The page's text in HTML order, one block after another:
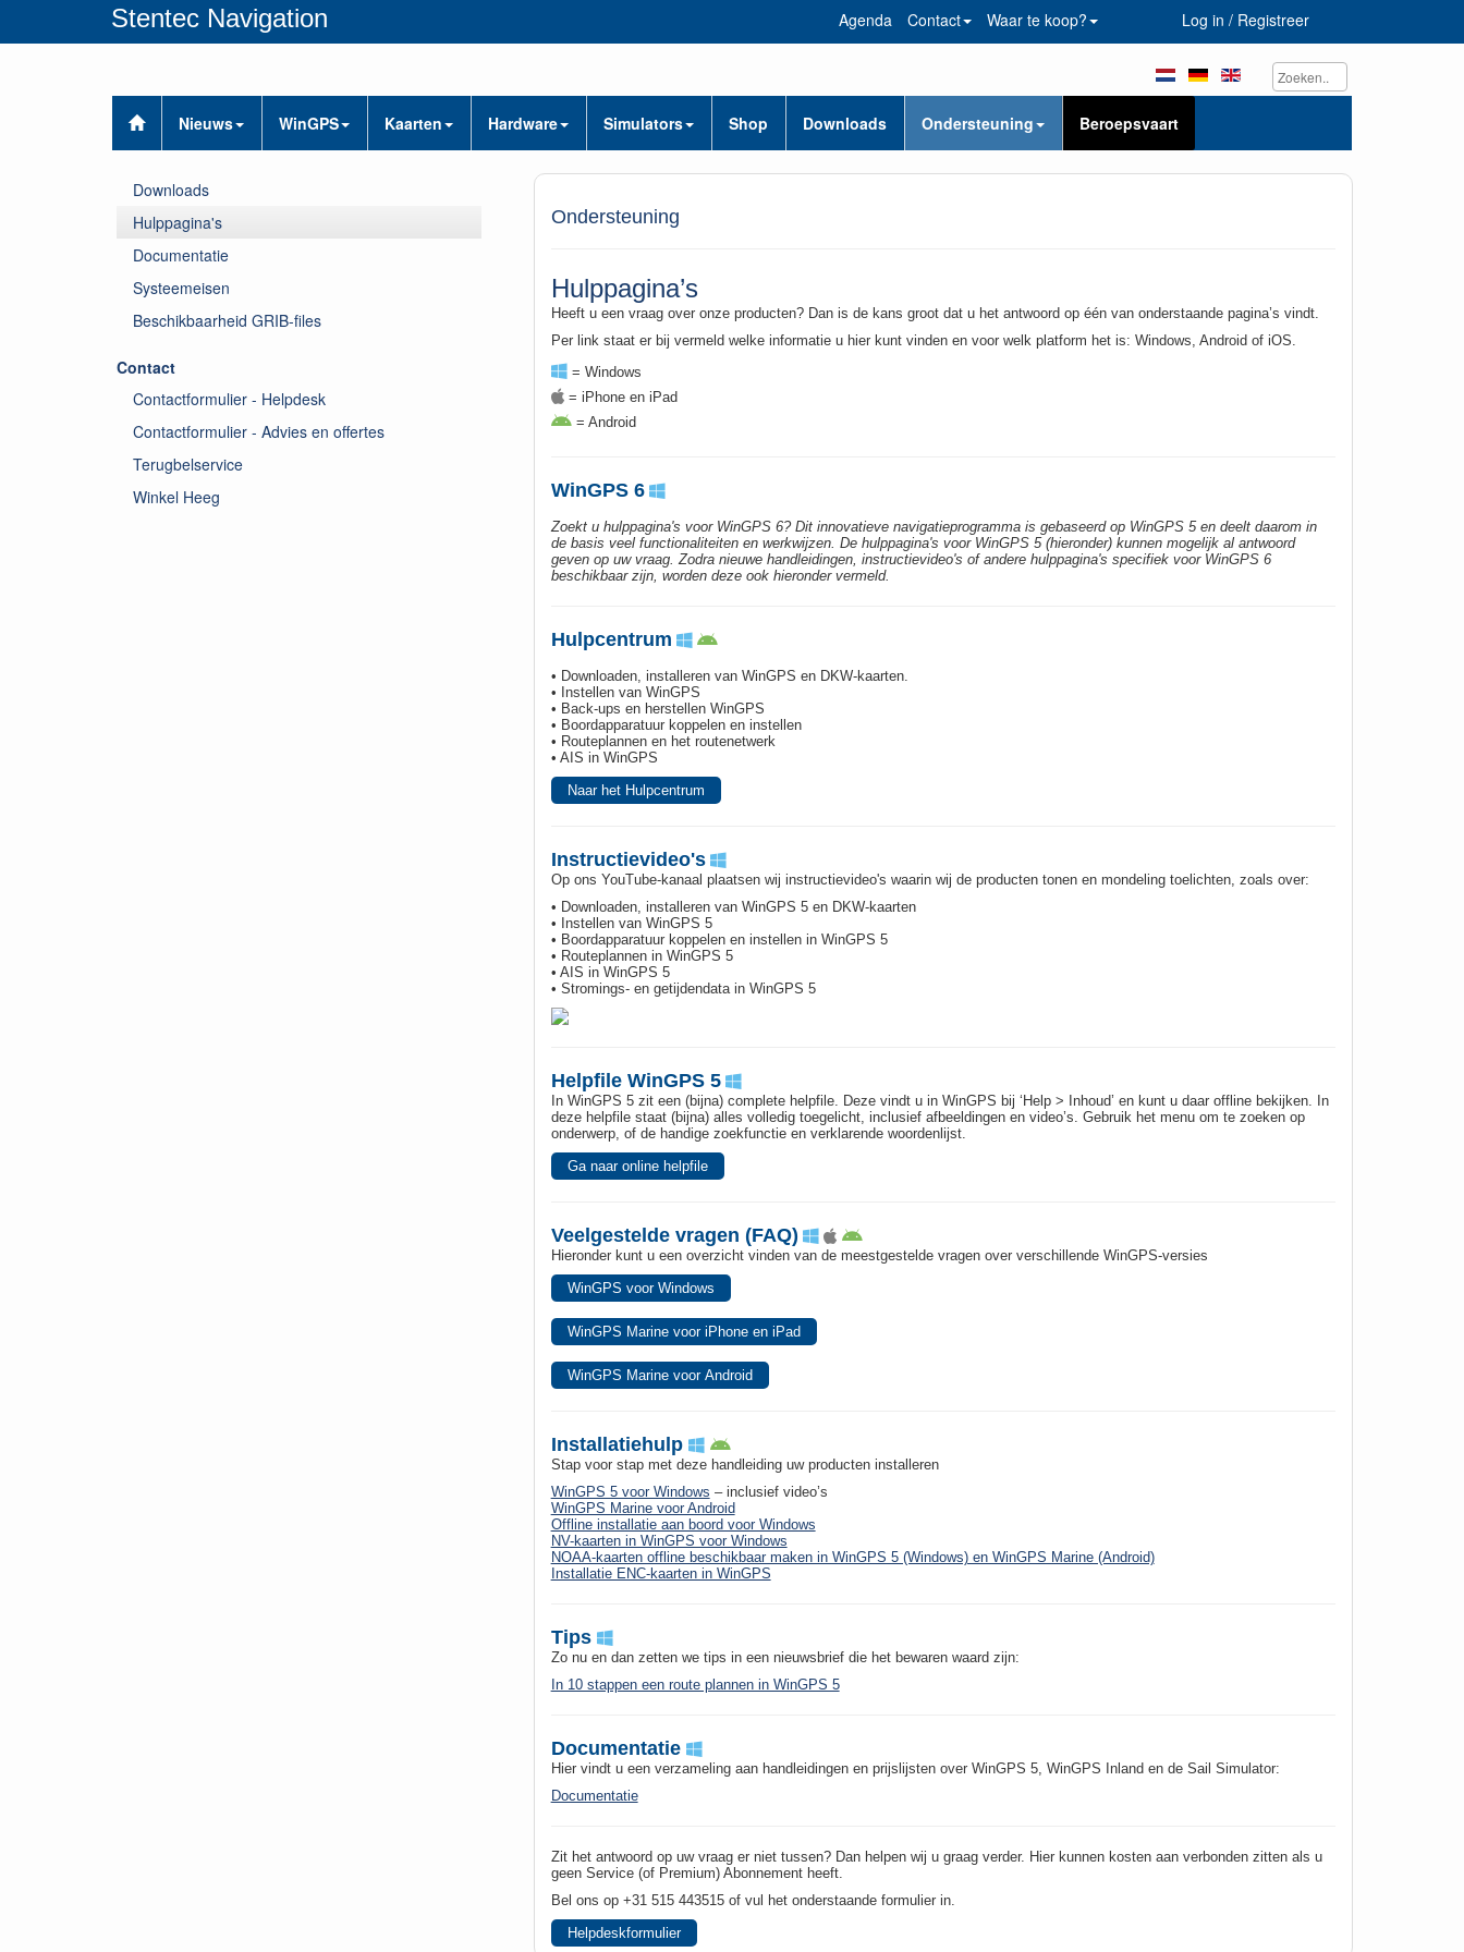
Stentec Navigation Log in / Registreer
Waar te koop?
Contact
Agenda
Nieuws WinGPS Kaarten Hardware Simulators Shop Downloads Ondersteuning Beroepsvaart
Ondersteuning
Hulppagina’s
Heeft u een vraag over onze producten? Dan is de kans groot dat u het antwoord op één van onderstaande pagina’s vindt.
Per link staat er bij vermeld welke informatie u hier kunt vinden en voor welk platform het is: Windows, Android of iOS.
= Windows
= iPhone en iPad
= Android
WinGPS 6
Zoekt u hulppagina's voor WinGPS 6? Dit innovatieve navigatieprogramma is gebaseerd op WinGPS 5 en deelt daarom in
de basis veel functionaliteiten en werkwijzen. De hulppagina's voor WinGPS 5 (hieronder) kunnen mogelijk al antwoord
geven op uw vraag. Zodra nieuwe handleidingen, instructievideo's of andere hulppagina's specifiek voor WinGPS 6
beschikbaar zijn, worden deze ook hieronder vermeld.
Hulpcentrum
• Downloaden, installeren van WinGPS en DKW-kaarten.
• Instellen van WinGPS
• Back-ups en herstellen WinGPS
• Boordapparatuur koppelen en instellen
• Routeplannen en het routenetwerk
• AIS in WinGPS
Naar het Hulpcentrum
Instructievideo's
Op ons YouTube-kanaal plaatsen wij instructievideo's waarin wij de producten tonen en mondeling toelichten, zoals over:
• Downloaden, installeren van WinGPS 5 en DKW-kaarten
• Instellen van WinGPS 5
• Boordapparatuur koppelen en instellen in WinGPS 5
• Routeplannen in WinGPS 5
• AIS in WinGPS 5
• Stromings- en getijdendata in WinGPS 5
Helpfile WinGPS 5
In WinGPS 5 zit een (bijna) complete helpfile. Deze vindt u in WinGPS bij ‘Help > Inhoud’ en kunt u daar offline bekijken. In
deze helpfile staat (bijna) alles volledig toegelicht, inclusief afbeeldingen en video’s. Gebruik het menu om te zoeken op
onderwerp, of de handige zoekfunctie en verklarende woordenlijst.
Ga naar online helpfile
Veelgestelde vragen (FAQ)
Hieronder kunt u een overzicht vinden van de meestgestelde vragen over verschillende WinGPS-versies
WinGPS voor Windows
WinGPS Marine voor iPhone en iPad
WinGPS Marine voor Android
Installatiehulp
Stap voor stap met deze handleiding uw producten installeren
WinGPS 5 voor Windows – inclusief video’s
WinGPS Marine voor Android
Offline installatie aan boord voor Windows
NV-kaarten in WinGPS voor Windows
NOAA-kaarten offline beschikbaar maken in WinGPS 5 (Windows) en WinGPS Marine (Android)
Installatie ENC-kaarten in WinGPS
Tips
Zo nu en dan zetten we tips in een nieuwsbrief die het bewaren waard zijn:
In 10 stappen een route plannen in WinGPS 5
Documentatie
Hier vindt u een verzameling aan handleidingen en prijslijsten over WinGPS 5, WinGPS Inland en de Sail Simulator:
Documentatie
Zit het antwoord op uw vraag er niet tussen? Dan helpen wij u graag verder. Hier kunnen kosten aan verbonden zitten als u
geen Service (of Premium) Abonnement heeft.
Bel ons op +31 515 443515 of vul het onderstaande formulier in.
Helpdeskformulier
Downloads
Hulppagina's
Documentatie
Systeemeisen
Beschikbaarheid GRIB-files
Contact
Contactformulier - Helpdesk
Contactformulier - Advies en offertes
Terugbelservice
Winkel Heeg